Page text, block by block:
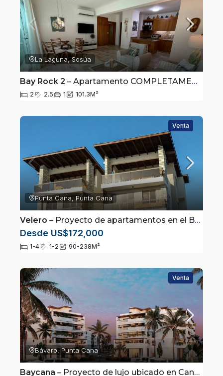
La Laguna, Sosúa
Bay Rock 2 – Apartamento COMPLETAMENTE AMUEBLADO en Primera línea de Playa Laguna entre Sosúa y Cabarete
2 2.5 1 101.3M²
Venta
Punta Cana, Punta Cana
Velero – Proyecto de apartamentos en el Boulevard Turístico del Este, Punta Cana
Desde US$172,000
1-4 1-2 90-238M²
Venta
Bávaro, Punta Cana
Baycana – Proyecto de lujo ubicado en Cana Bay, Punta Cana